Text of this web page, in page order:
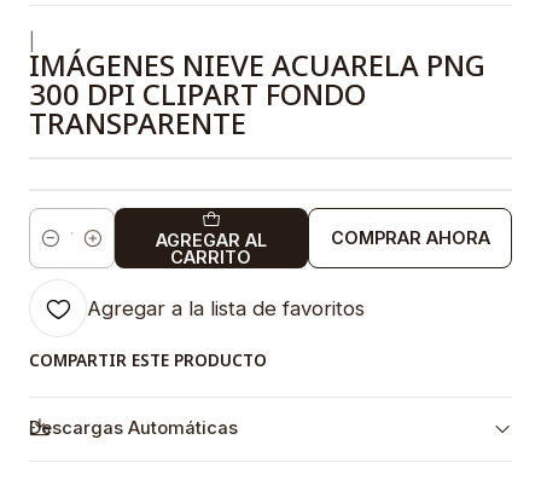
IMÁGENES NIEVE ACUARELA PNG
300 DPI CLIPART FONDO
TRANSPARENTE
Cantidad
AGREGAR AL
CARRITO
COMPRAR AHORA
Agregar a la lista de favoritos
COMPARTIR ESTE PRODUCTO
Descargas Automáticas